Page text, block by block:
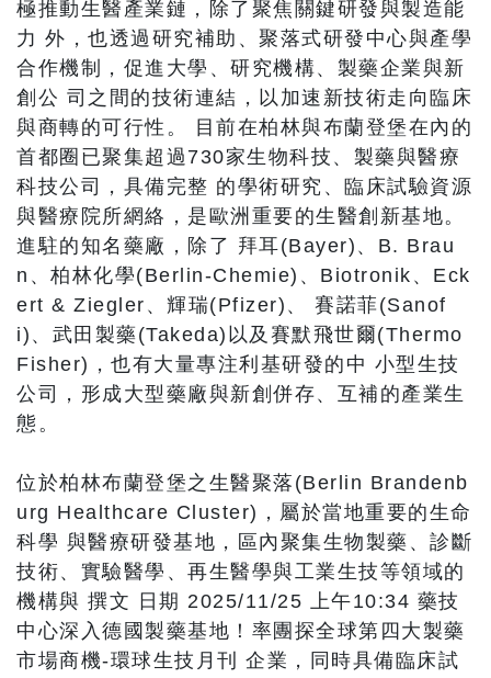
極推動生醫產業鏈，除了聚焦關鍵研發與製造能
力 外，也透過研究補助、聚落式研發中心與產學
合作機制，促進大學、研究機構、製藥企業與新
創公 司之間的技術連結，以加速新技術走向臨床
與商轉的可行性。 目前在柏林與布蘭登堡在內的
首都圈已聚集超過730家生物科技、製藥與醫療
科技公司，具備完整 的學術研究、臨床試驗資源
與醫療院所網絡，是歐洲重要的生醫創新基地。
進駐的知名藥廠，除了 拜耳(Bayer)、B. Brau
n、柏林化學(Berlin-Chemie)、Biotronik、Eck
ert & Ziegler、輝瑞(Pfizer)、 賽諾菲(Sanof
i)、武田製藥(Takeda)以及賽默飛世爾(Thermo
Fisher)，也有大量專注利基研發的中 小型生技
公司，形成大型藥廠與新創併存、互補的產業生
態。
位於柏林布蘭登堡之生醫聚落(Berlin Brandenb
urg Healthcare Cluster)，屬於當地重要的生命
科學 與醫療研發基地，區內聚集生物製藥、診斷
技術、實驗醫學、再生醫學與工業生技等領域的
機構與 撰文 日期 2025/11/25 上午10:34 藥技
中心深入德國製藥基地！率團探全球第四大製藥
市場商機-環球生技月刊 企業，同時具備臨床試